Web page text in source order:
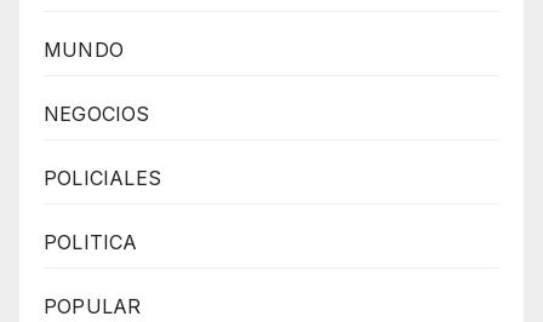
MUNDO
NEGOCIOS
POLICIALES
POLITICA
POPULAR